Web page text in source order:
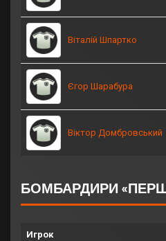
Віталій Шпартко
Єгор Шарабура
Віктор Домбровський
БОМБАРДИРИ
Игрок